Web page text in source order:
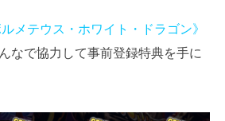
ルメテウス・ホワイト・ドラゴン》
なで協力して事前登録特典を手に